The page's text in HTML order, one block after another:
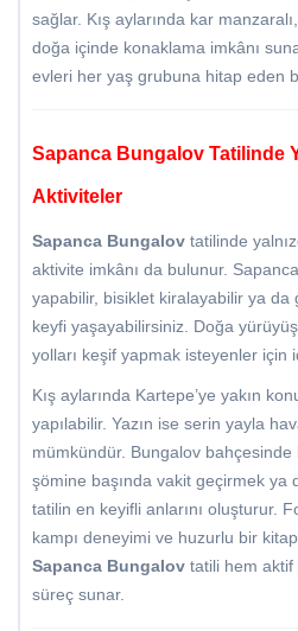
sağlar. Kış aylarında kar
doğa içinde konaklama imkânı
evleri her yaş grubuna hitap eden
Sapanca Bungalov Tatilinde
Aktiviteler
Sapanca Bungalov tatilinde
aktivite imkânı da bulunur.
yapabilir, bisiklet kiralayabilir ya da
keyfi yaşayabilirsiniz. Doğa
yolları keşif yapmak isteyenler için
Kış aylarında Kartepe’ye yakın
yapılabilir. Yazın ise serin yayla
mümkündür. Bungalov
şömine başında vakit geçirmek ya
tatilin en keyifli anlarını oluşturur.
kampı deneyimi ve huzurlu bir
Sapanca Bungalov tatili hem
süreç sunar.